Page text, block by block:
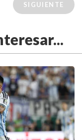
SIGUIENTE